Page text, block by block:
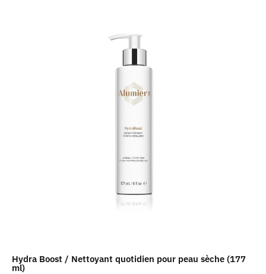
Hydra Boost / Nettoyant quotidien pour peau sèche (177
ml)